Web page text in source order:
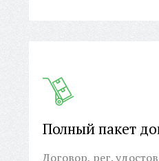
Полный пакет
Договор, рег.